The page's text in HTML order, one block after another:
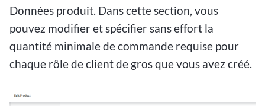
Données produit. Dans cette section, vous
pouvez modifier et spécifier sans effort la
quantité minimale de commande requise pour
chaque rôle de client de gros que vous avez créé.